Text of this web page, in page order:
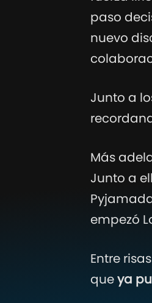
paso
nuevo
Junto a
Más
Junto a
empezó
Entre
queya